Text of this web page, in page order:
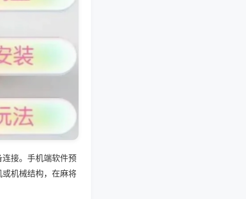
接。手机端软件预
机械结构，在麻将